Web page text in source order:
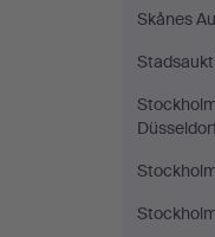
Skånes